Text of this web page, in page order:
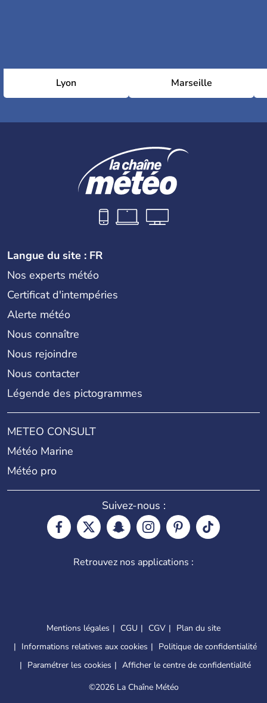
Lyon Marseille
Langue du site : FR
Nos experts météo
Certificat d'intempéries
Alerte météo
Nous connaître
Nous rejoindre
Nous contacter
Légende des pictogrammes
METEO CONSULT
Météo Marine
Météo pro
Suivez-nous :
Retrouvez nos applications :
Mentions légales CGU CGV
Plan du site
Informations relatives aux cookies
Politique de confidentialité
Paramétrer les cookies
Afficher le centre de confidentialité
©2026 La Chaîne Météo